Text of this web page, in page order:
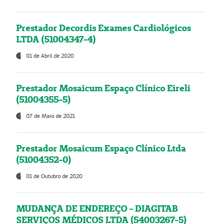
Prestador Decordis Exames Cardiológicos
LTDA (51004347-4)
01 de Abril de 2020
Prestador Mosaicum Espaço Clínico Eireli
(51004355-5)
07 de Maio de 2021
Prestador Mosaicum Espaço Clínico Ltda
(51004352-0)
01 de Outubro de 2020
MUDANÇA DE ENDEREÇO - DIAGITAB
SERVIÇOS MÉDICOS LTDA (54003267-5)